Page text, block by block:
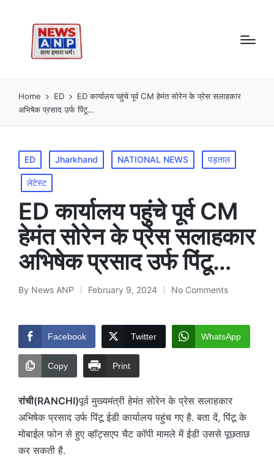
Home ED
ED कार्यालय पहुंचे पूर्व CM हेमंत सोरेन के प्रेस सलाहकार
अभिषेक प्रसाद उर्फ पिंटू…
Posted
in
ED Jharkhand NATIONAL NEWS पड़ताल
लेटेस्ट
ED कार्यालय पहुंचे पूर्व CM
हेमंत सोरेन के प्रेस सलाहकार
अभिषेक प्रसाद उर्फ पिंटू…
Posted
By News ANP February 9, 2024 No Comments
Facebook Twitter WhatsApp
Copy Print
रांची(RANCHI)पूर्व मुख्यमंत्री हेमंत सोरेन के प्रेस सलाहकार
अभिषेक प्रसाद उर्फ पिंटू ईडी कार्यालय पहुंच गए है. बता दें, पिंटू के
मोबाईल फोन से हुए व्हॉट्सएप चैट कॉपी मामले में ईडी उससे पूछताछ
कर सकती है.